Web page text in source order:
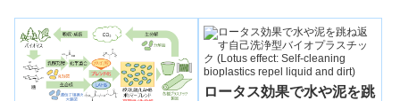
ロータス効果で水や泥を跳